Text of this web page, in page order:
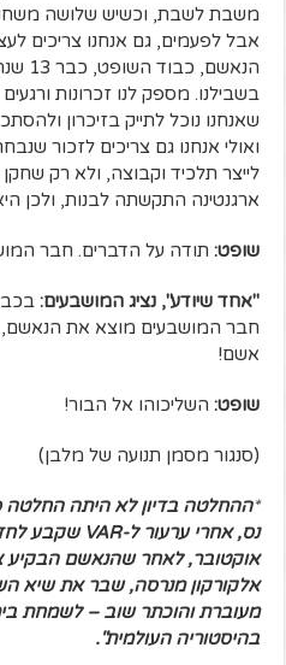
משבת לשבת, וכשיש שלושה
אבל לפעמים, גם אנחנו צריכים
בשבילנו. מספק לנו זכרונות
שאנחנו נוכל לתייק בזיכרון
ואולי אנחנו גם צריכים לזכור
לייצר תלכיד וקבוצה, ולא רק
ארגנטינה התקשתה לבנות, ולכן
שופט: תודה על הדברים. חבר
"אחד שיודע", נציג המושבעים:
חבר המושבעים מוצא את הנאשם,
אשם!
שופט: השליכוהו אל הבור!
(סנגור מסמן תנועה של מלבן)
*ההחלטה בדיון לא היתה החלטה
נס, אחרי ערעור ל-VAR שקבע
אוקטובר, לאחר שהנאשם הבקיע
אלקורקון מנרסה, שבר את שיא
מעוברת והוכתר שוב – לשמחת
בהיסטוריה העולמית".